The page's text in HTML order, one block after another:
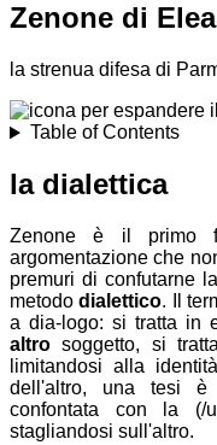
Zenone di Elea
la strenua difesa di
Table of Contents
la dialettica
Zenone è il primo
argomentazione che
premuri di confutarne
metododialettico. Il
a dia-logo: si tratta in
altro soggetto, si
limitandosi alla
dell'altro, una tesi è
confontata con la (/
stagliandosi sull'altro.